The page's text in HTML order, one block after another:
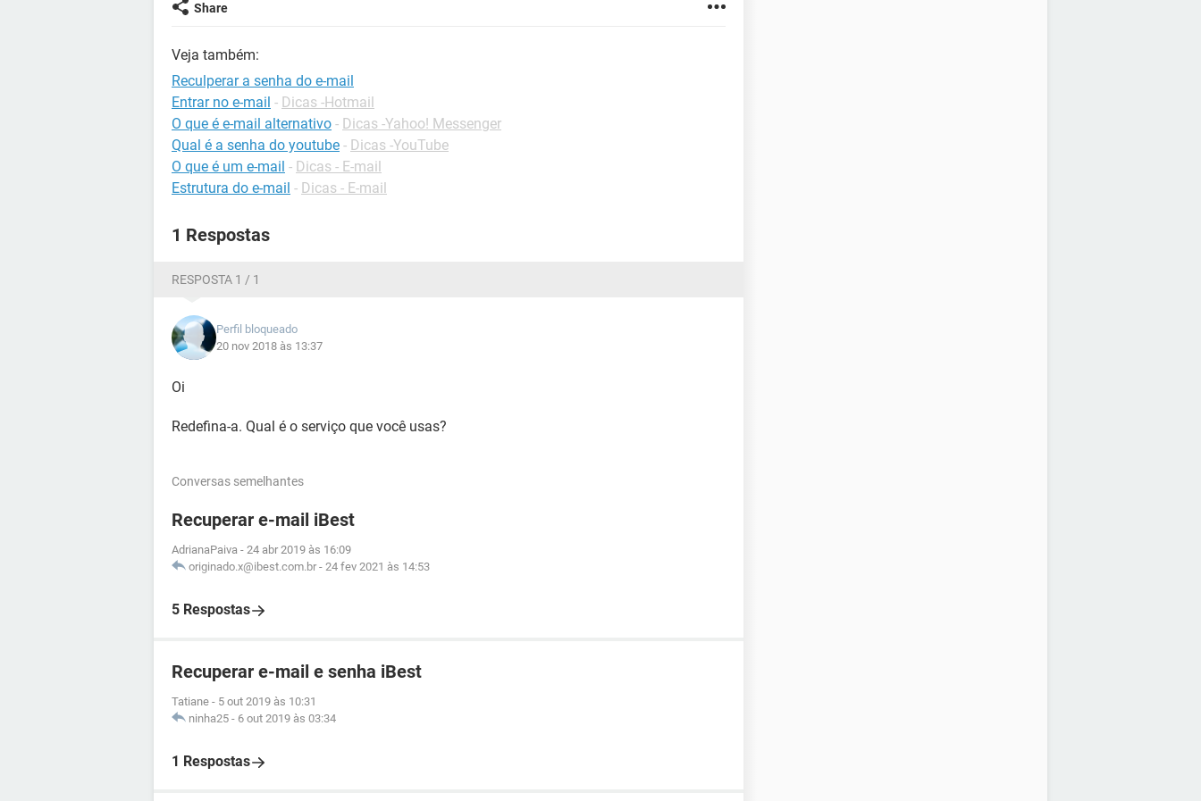
Share
Veja também:
Reculperar a senha do e-mail
Entrar no e-mail - Dicas -Hotmail
O que é e-mail alternativo - Dicas -Yahoo! Messenger
Qual é a senha do youtube - Dicas -YouTube
O que é um e-mail - Dicas - E-mail
Estrutura do e-mail - Dicas - E-mail
1 Respostas
RESPOSTA 1 / 1
Perfil bloqueado
20 nov 2018 às 13:37
Oi
Redefina-a. Qual é o serviço que você usas?
Conversas semelhantes
Recuperar e-mail iBest
AdrianaPaiva - 24 abr 2019 às 16:09
originado.x@ibest.com.br - 24 fev 2021 às 14:53
5 Respostas
Recuperar e-mail e senha iBest
Tatiane - 5 out 2019 às 10:31
ninha25 - 6 out 2019 às 03:34
1 Respostas